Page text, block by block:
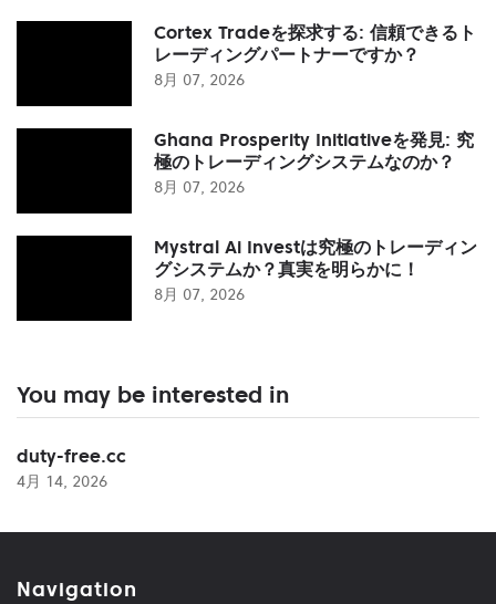
Cortex Tradeを探求する: 信頼できるト
レーディングパートナーですか？
8月 07, 2026
Ghana Prosperity Initiativeを発見: 究
極のトレーディングシステムなのか？
8月 07, 2026
Mystral Ai Investは究極のトレーディン
グシステムか？真実を明らかに！
8月 07, 2026
You may be interested in
duty-free.cc
4月 14, 2026
Navigation